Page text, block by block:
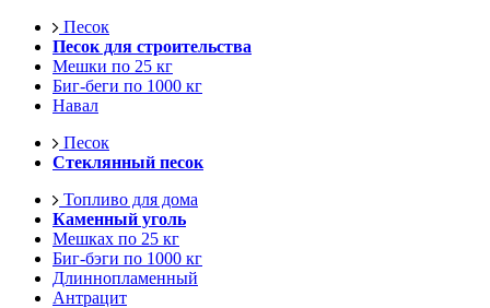
Песок
Песок для строительства
Мешки по 25 кг
Биг-беги по 1000 кг
Навал
Песок
Стеклянный песок
Топливо для дома
Каменный уголь
Мешках по 25 кг
Биг-бэги по 1000 кг
Длиннопламенный
Антрацит